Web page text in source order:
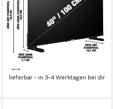
100 cm/40 Zoll
Diagonale
LED
Bildschirmtechnologie
Full HD
Auflösung
Produktdatenblatt
219,99 € UVP
20,09 €mtl. in 12 Raten
-8%
lieferbar - in 3-4 Werktagen bei dir